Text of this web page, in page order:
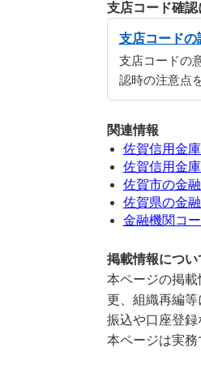
支店コード確
支店コードの
支店コードの
認時の注意点
関連情報
佐賀信用金
佐賀信用金
佐賀市の金
佐賀県の金
金融機関コ
掲載情報につい
本ページの掲
更、組織再編等
振込や口座登録
本ページは実務